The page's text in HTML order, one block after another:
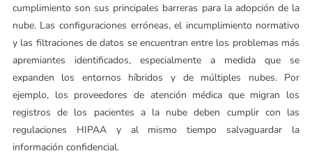
cumplimiento son sus principales barreras para la adopción de la
nube. Las configuraciones erróneas, el incumplimiento normativo
y las filtraciones de datos se encuentran entre los problemas más
apremiantes identificados, especialmente a medida que se
expanden los entornos híbridos y de múltiples nubes. Por
ejemplo, los proveedores de atención médica que migran los
registros de los pacientes a la nube deben cumplir con las
regulaciones HIPAA y al mismo tiempo salvaguardar la
información confidencial.